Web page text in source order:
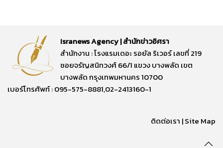
Isranews Agency | สำนักข่าวอิศรา
สำนักงาน : โรงแรมเดอะ รอยัล ริเวอร์ เลขที่ 219
ซอยจรัญสนิทวงศ์ 66/1 แขวง บางพลัด เขต
บางพลัด กรุงเทพมหานคร 10700
เบอร์โทรศัพท์ : 095-575-8881,02-2413160-1
ติดต่อเรา |Site Map